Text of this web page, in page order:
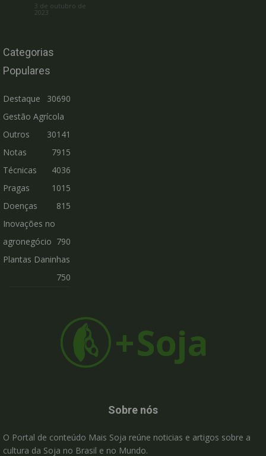
3 de outubro de
2023
Categorias
Populares
Destaque
30690
Gestão Agrícola
30141
Outros
7915
Notas
Técnicas
4036
Pragas
1015
Doenças
815
Inovações no
agronegócio 790
Plantas Daninhas
750
Sobre nós
O Portal de conteúdo Mais Soja reúne noticias e artigos sobre a
cultura da Soja no Brasil e no Mundo.